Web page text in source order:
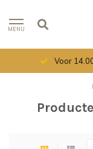
MENU
Voor